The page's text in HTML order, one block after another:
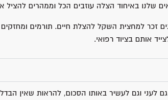
שלנו באיחוד הצלה עוזבים הכל וממהרים להציל
זכר למחצית השקל להצלת חיים. תורמים
אותם בציוד רפואי.
לעני וגם לעשיר באותו הסכום, להראות שאין